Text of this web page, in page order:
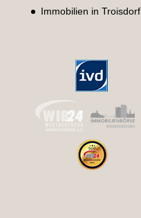
Immobilien in Troisdorf